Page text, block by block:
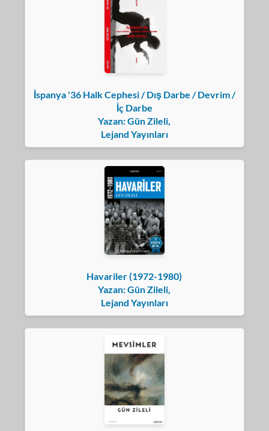
İspanya '36 Halk Cephesi / Dış Darbe / Devrim /
İç Darbe
Yazan: Gün Zileli,
Lejand Yayınları
Havariler (1972-1980)
Yazan: Gün Zileli,
Lejand Yayınları